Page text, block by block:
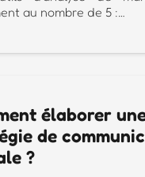
au nombre de 5 :…
élaborer
de
?